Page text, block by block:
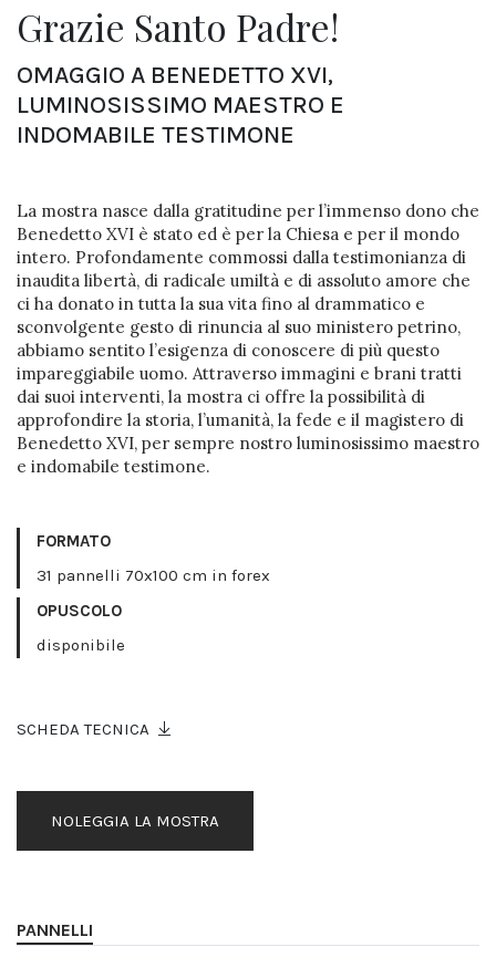
Grazie Santo Padre!
OMAGGIO A BENEDETTO XVI,
LUMINOSISSIMO MAESTRO E
INDOMABILE TESTIMONE
La mostra nasce dalla gratitudine per l’immenso dono che
Benedetto XVI è stato ed è per la Chiesa e per il mondo
intero. Profondamente commossi dalla testimonianza di
inaudita libertà, di radicale umiltà e di assoluto amore che
ci ha donato in tutta la sua vita fino al drammatico e
sconvolgente gesto di rinuncia al suo ministero petrino,
abbiamo sentito l’esigenza di conoscere di più questo
impareggiabile uomo. Attraverso immagini e brani tratti
dai suoi interventi, la mostra ci offre la possibilità di
approfondire la storia, l’umanità, la fede e il magistero di
Benedetto XVI, per sempre nostro luminosissimo maestro
e indomabile testimone.
FORMATO
31 pannelli 70x100 cm in forex
OPUSCOLO
disponibile
SCHEDA TECNICA
NOLEGGIA LA MOSTRA
PANNELLI